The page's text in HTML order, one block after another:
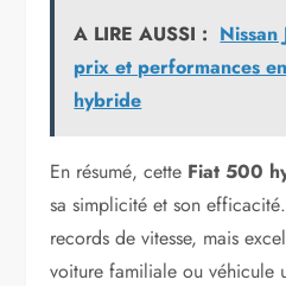
A LIRE AUSSI :
prix et performances
hybride
En résumé, cette Fiat 500
sa simplicité et son
records de vitesse, mais
voiture familiale ou véhicule